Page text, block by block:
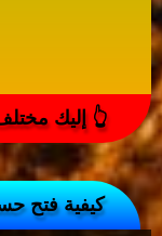
👆 إليك مختلف غرف فضائك الشخصي الفريد 👆
كيفية فتح